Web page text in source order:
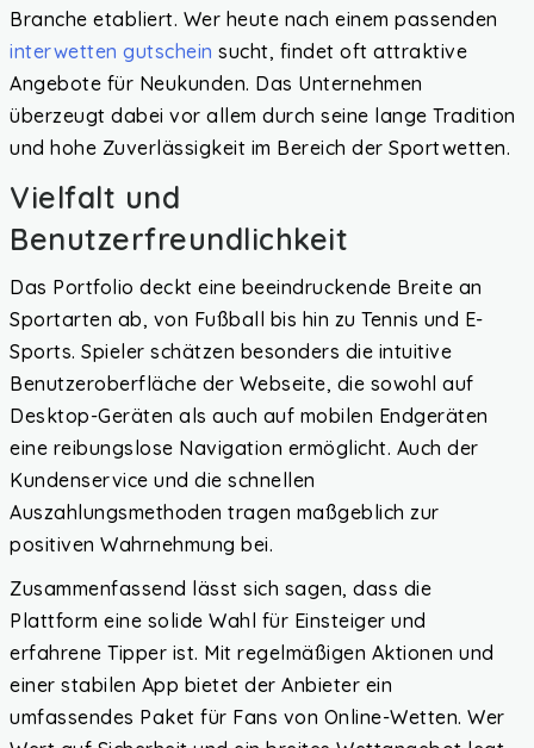
Branche etabliert. Wer heute nach einem passenden
interwetten gutschein sucht, findet oft attraktive
Angebote für Neukunden. Das Unternehmen
überzeugt dabei vor allem durch seine lange Tradition
und hohe Zuverlässigkeit im Bereich der Sportwetten.
Vielfalt und
Benutzerfreundlichkeit
Das Portfolio deckt eine beeindruckende Breite an
Sportarten ab, von Fußball bis hin zu Tennis und E-
Sports. Spieler schätzen besonders die intuitive
Benutzeroberfläche der Webseite, die sowohl auf
Desktop-Geräten als auch auf mobilen Endgeräten
eine reibungslose Navigation ermöglicht. Auch der
Kundenservice und die schnellen
Auszahlungsmethoden tragen maßgeblich zur
positiven Wahrnehmung bei.
Zusammenfassend lässt sich sagen, dass die
Plattform eine solide Wahl für Einsteiger und
erfahrene Tipper ist. Mit regelmäßigen Aktionen und
einer stabilen App bietet der Anbieter ein
umfassendes Paket für Fans von Online-Wetten. Wer